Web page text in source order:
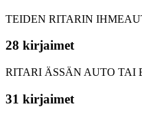
TEIDEN RITARIN
28 kirjaimet
RITARI ÄSSÄN AUTO TAI
31 kirjaimet